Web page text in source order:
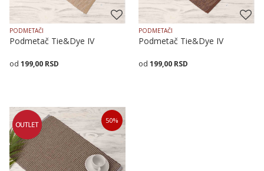
PODMETAČI
Podmetač Tie&Dye IV
199,00 RSD
Dodaj u korpu
PODMETAČI
Podmetač Tie&Dye IV
199,00 RSD
50%